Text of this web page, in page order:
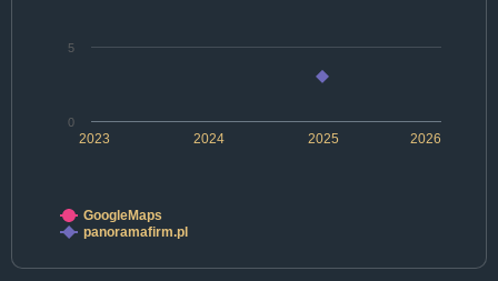
2024 2026
2023 2025
0
5
GoogleMaps
panoramafirm.pl